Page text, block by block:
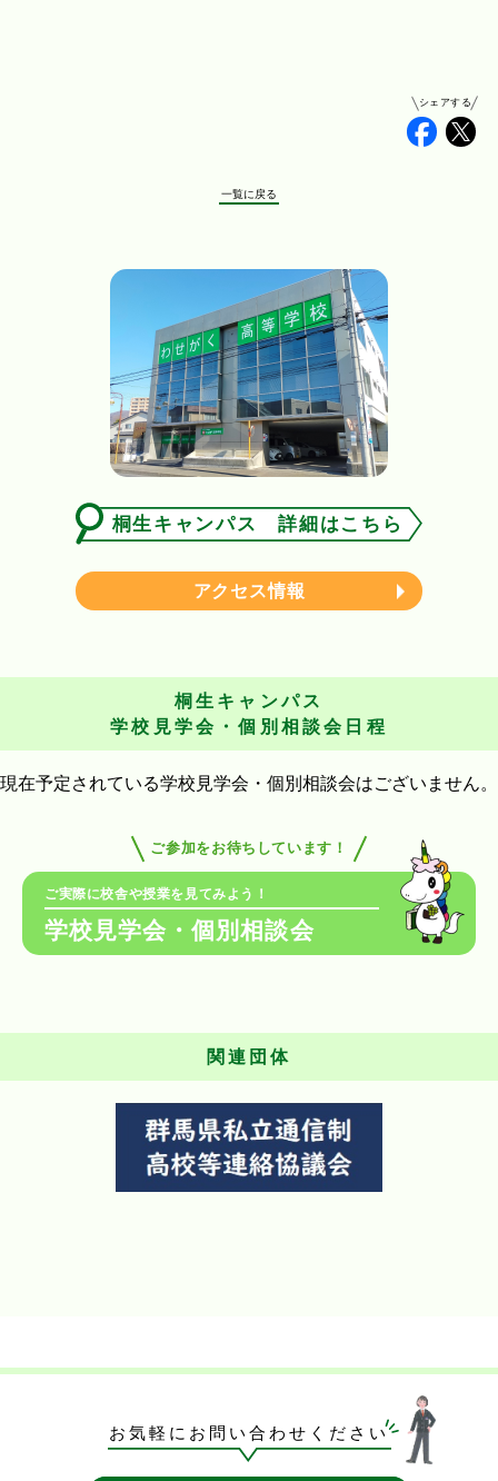
シェアする
一覧に戻る
桐生キャンパス 詳細はこちら
アクセス情報
桐生キャンパス
学校見学会・個別相談会日程
現在予定されている学校見学会・個別相談会はございません。
ご参加をお待ちしています！
ご実際に校舎や授業を見てみよう！
学校見学会・個別相談会
関連団体
お気軽にお問い合わせください